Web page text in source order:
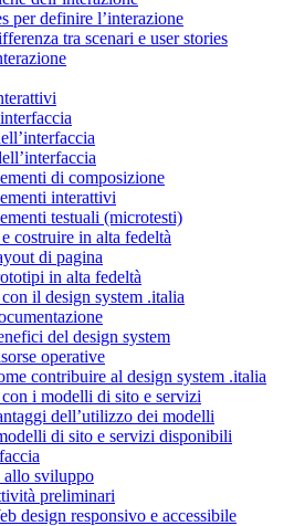
per definire l’interazione
tra scenari e user stories
di composizione
interattivi
testuali (microtesti)
costruire in alta fedeltà
di pagina
in alta fedeltà
il design system .italia
del design system
operative
contribuire al design system .italia
i modelli di sito e servizi
dell’utilizzo dei modelli
di sito e servizi disponibili
sviluppo
preliminari
design responsivo e accessibile